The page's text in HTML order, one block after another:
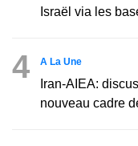
Israël via les
4 A La Une
Iran-AIEA:
nouveau cadre